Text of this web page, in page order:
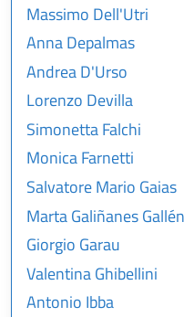
Massimo Dell'Utri
Anna Depalmas
Andrea D'Urso
Lorenzo Devilla
Simonetta Falchi
Monica Farnetti
Salvatore Mario Gaias
Marta Galiñanes Gallén
Giorgio Garau
Valentina Ghibellini
Antonio Ibba